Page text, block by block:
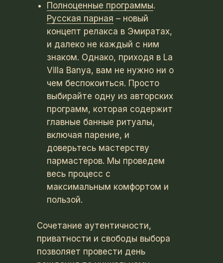
Полноценные программы.
Русская парная – новый
концепт релакса в Эмиратах,
и далеко не каждый с ним
знаком. Однако, приходя в La
Villa Banya, вам не нужно ни о
чем беспокоиться. Просто
выбирайте одну из авторских
программ, которая содержит
главные банные ритуалы,
включая парение, и
доверьтесь мастерству
пармастеров. Мы проведем
весь процесс с
максимальным комфортом и
пользой.
Сочетание аутентичности,
приватности и свободы выбора
позволяет провести день